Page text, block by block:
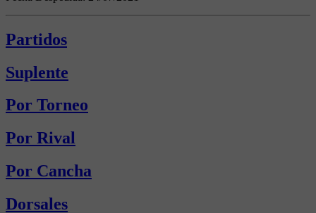
Partidos
Suplente
Por Torneo
Por Rival
Por Cancha
Dorsales